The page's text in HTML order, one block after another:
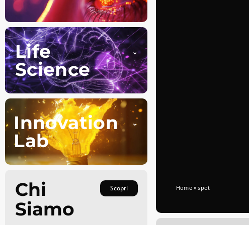
Life
Science
Innovation
Lab
Chi
Siamo
Scopri Home»spot